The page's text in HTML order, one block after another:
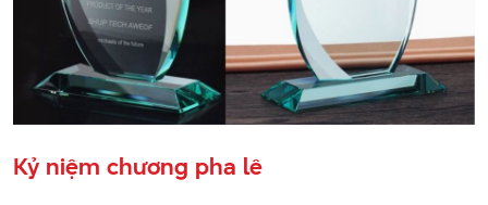
Kỷ niệm chương pha lê